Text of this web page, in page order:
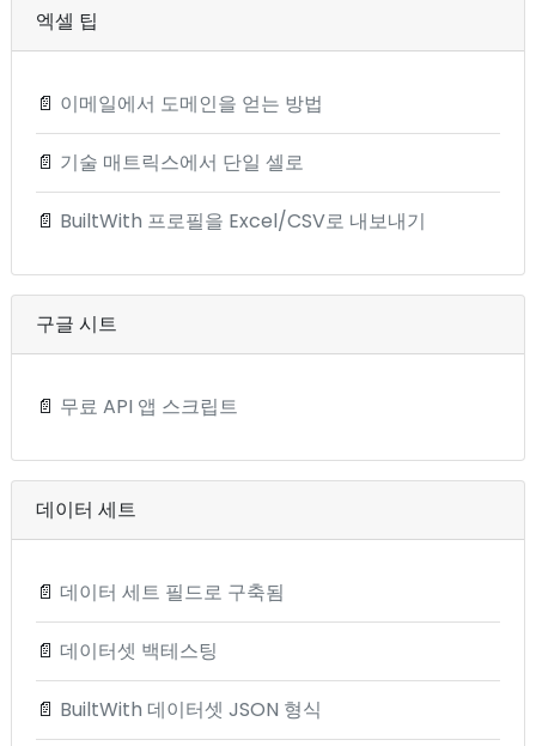
엑셀 팁
📄 이메일에서 도메인을 얻는 방법
📄 기술 매트릭스에서 단일 셀로
📄 BuiltWith 프로필을 Excel/CSV로 내보내기
구글 시트
📄 무료 API 앱 스크립트
데이터 세트
📄 데이터 세트 필드로 구축됨
📄 데이터셋 백테스팅
📄 BuiltWith 데이터셋 JSON 형식